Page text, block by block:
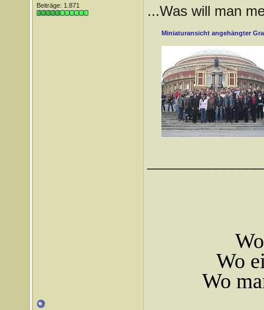
Beiträge: 1.871
...Was will man
Miniaturansicht angehängter
Wo
Wo